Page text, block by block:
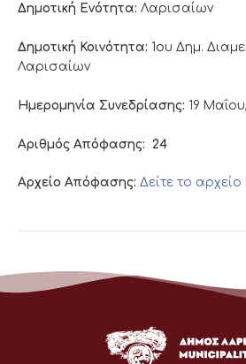
Δημοτική Ενότητα: Λαρισαίων
Δημοτική Κοινότητα: 1ου Δημ.
Λαρισαίων
Ημερομηνία Συνεδρίασης: 19 Μαΐου,
Αριθμός Απόφασης: 24
Αρχείο Απόφασης: Δείτε το